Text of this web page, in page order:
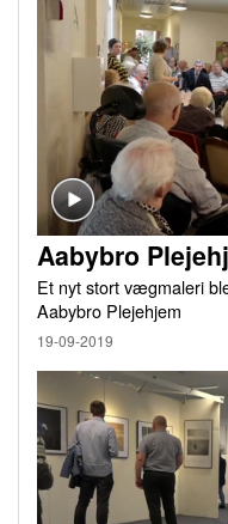
Aabybro
Et nyt stort vægmaleri
Aabybro Plejehjem
19-09-2019